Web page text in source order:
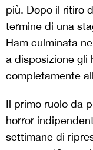
più. Dopo il ritiro
termine di una
Ham culminata
a disposizione gli
completamente
Il primo ruolo da
horror
settimane di